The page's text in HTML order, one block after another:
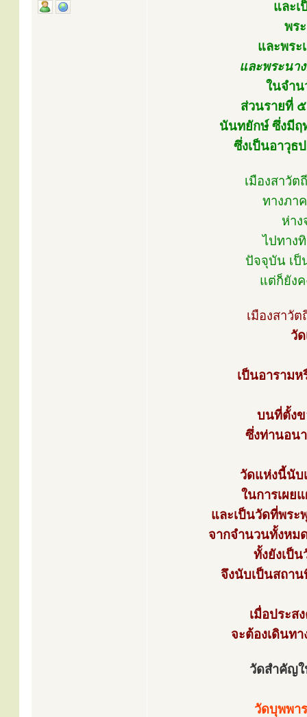
และ
พร
และพระ
และพระนา
ในจำ
ส่วนรายที่
นันทยักษ์ ซึ่งมีฤ
ซึ่งเป็นอาวุธ
เมืองสาวั
ทางภา
ห่าง
ไปทาง
ปัจจุบัน เป็
แต่ก็ยัง
เมืองสาวั
วั
เป็นอาราม
บนที่ตั้งข
ซึ่งท่านอน
วัดแห่งนี้นับ
ในการเผย
และเป็นวัดที่พระ
จากจำนวนทั้งหม
ทั้งยังเป็
จึงนับเป็นสถา
เมื่อประส
จะต้องเดินท
วัดสำคัญใ
วัดบุพพา